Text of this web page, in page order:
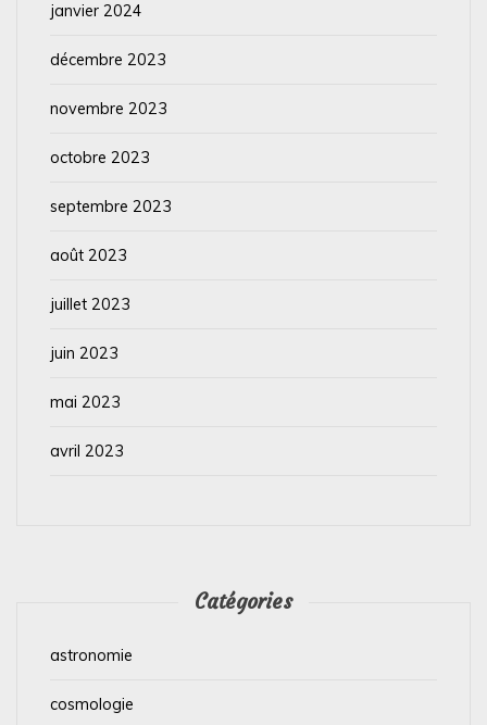
janvier 2024
décembre 2023
novembre 2023
octobre 2023
septembre 2023
août 2023
juillet 2023
juin 2023
mai 2023
avril 2023
Catégories
astronomie
cosmologie